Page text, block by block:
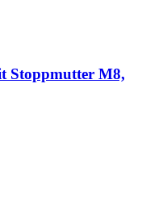
Stoppmutter M8,